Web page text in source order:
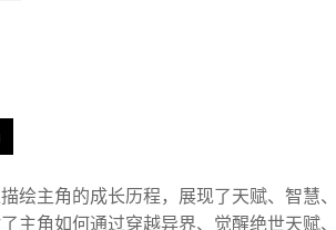
绘主角的成长历程，展现了天赋、智慧
主角如何通过穿越异界、觉醒绝世天赋